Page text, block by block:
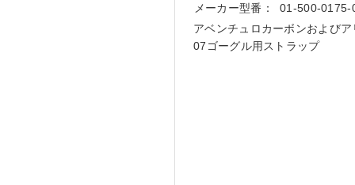
メーカー型番：
01-500-0175-
アベンチュロカーボンおよびア
07ゴーグル用ストラップ